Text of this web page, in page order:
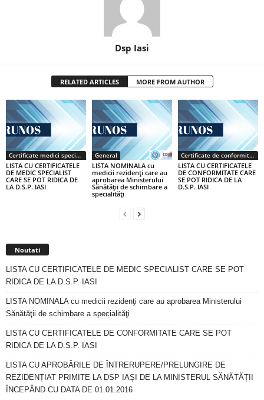
Dsp Iasi
RELATED ARTICLES MORE FROM AUTHOR
Certificate medici specialiști / primari
LISTA CU CERTIFICATELE
DE MEDIC SPECIALIST
CARE SE POT RIDICA DE
LA D.S.P. IASI
General
LISTA NOMINALA cu
medicii rezidenţi care au
aprobarea Ministerului
Sănătăţii de schimbare a
specialităţi
Certificate de conformitate
LISTA CU CERTIFICATELE
DE CONFORMITATE CARE
SE POT RIDICA DE LA
D.S.P. IASI
Noutati
LISTA CU CERTIFICATELE DE MEDIC SPECIALIST CARE SE POT
RIDICA DE LA D.S.P. IASI
LISTA NOMINALA cu medicii rezidenţi care au aprobarea Ministerului
Sănătăţii de schimbare a specialităţi
LISTA CU CERTIFICATELE DE CONFORMITATE CARE SE POT
RIDICA DE LA D.S.P. IASI
LISTA CU APROBĂRILE DE ÎNTRERUPERE/PRELUNGIRE DE
REZIDENȚIAT PRIMITE LA DSP IAȘI DE LA MINISTERUL SĂNĂTĂȚII
ÎNCEPÂND CU DATA DE 01.01.2016